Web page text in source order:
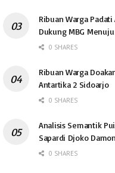
Ribuan Warga
Dukung MBG
0 SHARES
Ribuan Warga
Antartika 2 Sidoarjo
0 SHARES
Analisis Semantik
Sapardi Djoko
0 SHARES